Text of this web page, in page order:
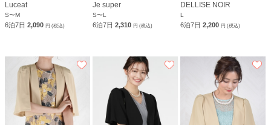
Luceat
S〜M
6泊7日 2,090 円 (税込)
Je super
S〜L
6泊7日2,310円 (税込)
DELLISE NOIR
L
6泊7日2,200円 (税込)